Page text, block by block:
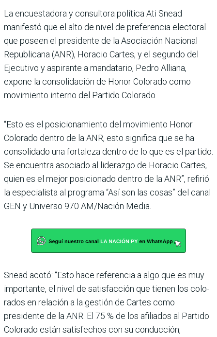
La encuestadora y consultora política Ati Snead
manifestó que el alto de nivel de prefe­rencia electoral
que poseen el presidente de la Asociación Nacional
Republicana (ANR), Horacio Cartes, y el segundo del
Ejecutivo y aspirante a mandatario, Pedro Alliana,
expone la consolidación de Honor Colorado como
movi­miento interno del Partido Colorado.
“Esto es el posi­cionamiento del movimiento Honor
Colorado dentro de la ANR, esto significa que se ha
consolidado una fortaleza dentro de lo que es el partido.
Se encuentra asociado al lide­razgo de Horacio Cartes,
quien es el mejor posicionado dentro de la ANR”, refirió
la especia­lista al programa “Así son las cosas” del canal
GEN y Uni­verso 970 AM/Nación Media.
Snead acotó: “Esto hace referencia a algo que es muy
importante, el nivel de satis­facción que tienen los colo­
rados en relación a la gestión de Cartes como
presidente de la ANR. El 75 % de los afilia­dos al Partido
Colorado están satisfechos con su conduc­ción,